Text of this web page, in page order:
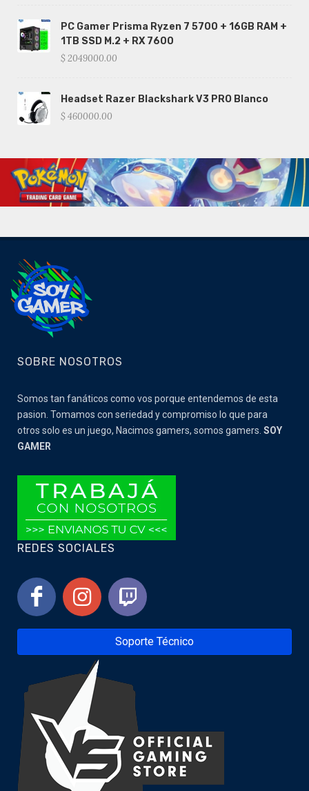
PC Gamer Prisma Ryzen 7 5700 + 16GB RAM +
1TB SSD M.2 + RX 7600
$ 2049000.00
Headset Razer Blackshark V3 PRO Blanco
$ 460000.00
SOBRE NOSOTROS
Somos tan fanáticos como vos porque entendemos de esta
pasion. Tomamos con seriedad y compromiso lo que para
otros solo es un juego, Nacimos gamers, somos gamers. SOY
GAMER
REDES SOCIALES
Soporte Técnico